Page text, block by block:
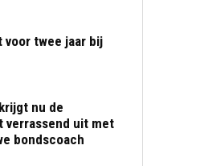
voor twee jaar bij
nu de
verrassend uit met
bondscoach